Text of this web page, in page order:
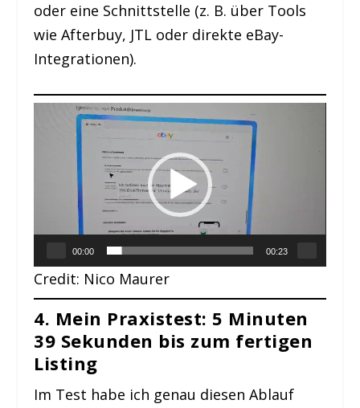
oder eine Schnittstelle (z. B. über Tools
wie Afterbuy, JTL oder direkte eBay-
Integrationen).
Video-
00:00 00:23
Credit: Nico Maurer
4. Mein Praxistest: 5 Minuten
39 Sekunden bis zum fertigen
Listing
Im Test habe ich genau diesen Ablauf